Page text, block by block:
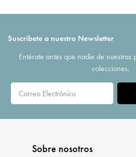
Suscríbete a nuestro Newsletter
Entérate antes que nadie de nuestras
colecciones.
Sobre nosotros